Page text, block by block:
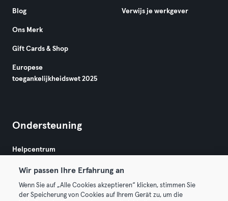
Blog
Ons Merk
Gift Cards & Shop
Europese
toegankelijkheidswet 2025
Verwijs je werkgever
Ondersteuning
Helpcentrum
Wir passen Ihre Erfahrung an
Wenn Sie auf „Alle Cookies akzeptieren“ klicken, stimmen Sie
der Speicherung von Cookies auf Ihrem Gerät zu, um die